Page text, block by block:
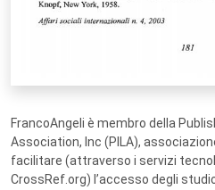
FrancoAngeli è membro della
Association, Inc (PILA),
facilitare (attraverso i servizi
CrossRef.org) l’accesso degli